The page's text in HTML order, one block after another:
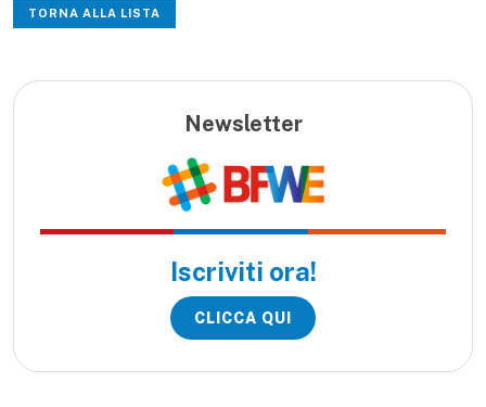
TORNA ALLA LISTA
Newsletter
Iscriviti ora!
CLICCA QUI